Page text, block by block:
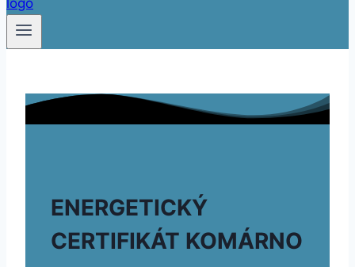
ENERGETICKÝ
CERTIFIKÁT KOMÁRNO